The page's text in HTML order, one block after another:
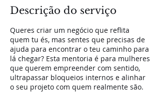
Descrição do serviço
Queres criar um negócio que reflita
quem tu és, mas sentes que precisas de
ajuda para encontrar o teu caminho para
lá chegar? Esta mentoria é para mulheres
que querem empreender com sentido,
ultrapassar bloqueios internos e alinhar
o seu projeto com quem realmente são.